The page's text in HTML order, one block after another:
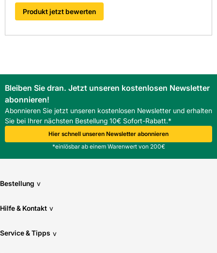
Produkt jetzt bewerten
Bleiben Sie dran. Jetzt unseren kostenlosen Newsletter
abonnieren!
Abonnieren Sie jetzt unseren kostenlosen Newsletter und erhalten
Sie bei Ihrer nächsten Bestellung 10€ Sofort-Rabatt.*
Hier schnell unseren Newsletter abonnieren
*einlösbar ab einem Warenwert von 200€
Bestellung v
Hilfe & Kontakt v
Service & Tipps v